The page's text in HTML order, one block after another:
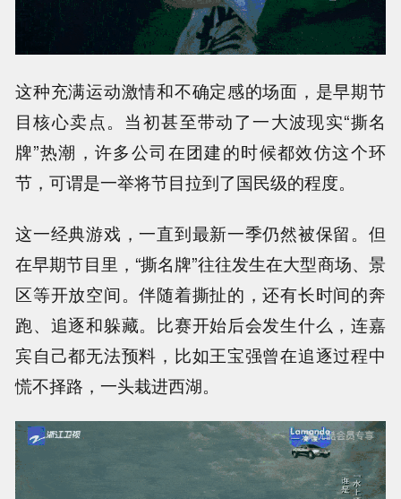
这种充满运动激情和不确定感的场面，是早期节
目核心卖点。当初甚至带动了一大波现实“撕名
牌”热潮，许多公司在团建的时候都效仿这个环
节，可谓是一举将节目拉到了国民级的程度。
这一经典游戏，一直到最新一季仍然被保留。但
在早期节目里，“撕名牌”往往发生在大型商场、景
区等开放空间。伴随着撕扯的，还有长时间的奔
跑、追逐和躲藏。比赛开始后会发生什么，连嘉
宾自己都无法预料，比如王宝强曾在追逐过程中
慌不择路，一头栽进西湖。